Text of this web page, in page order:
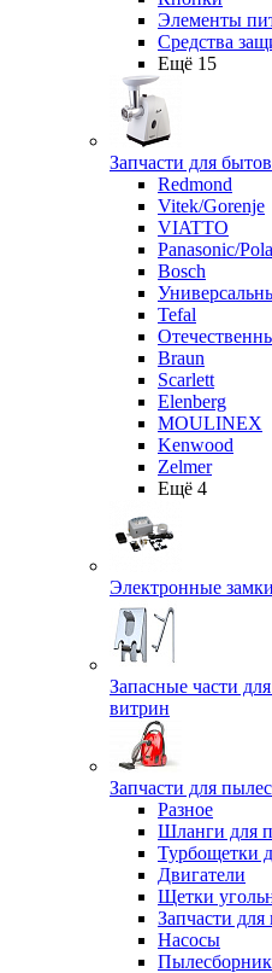
Элементы
Средства
Ещё 15
Запчасти для
Redmond
Vitek/Gorenje
VIATTO
Panasonic/
Bosch
Tefal
Braun
Scarlett
Elenberg
MOULINEX
Kenwood
Zelmer
Ещё 4
Электронные
Запасные части
витрин
Запчасти для
Разное
Шланги для
Турбощетки
Двигатели
Щетки
Запчасти
Насосы